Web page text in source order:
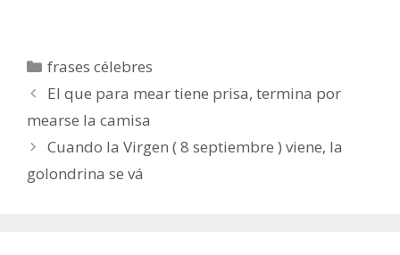
Categorías
frases célebres
El que para mear tiene prisa, termina por
mearse la camisa
Cuando la Virgen ( 8 septiembre ) viene, la
golondrina se vá